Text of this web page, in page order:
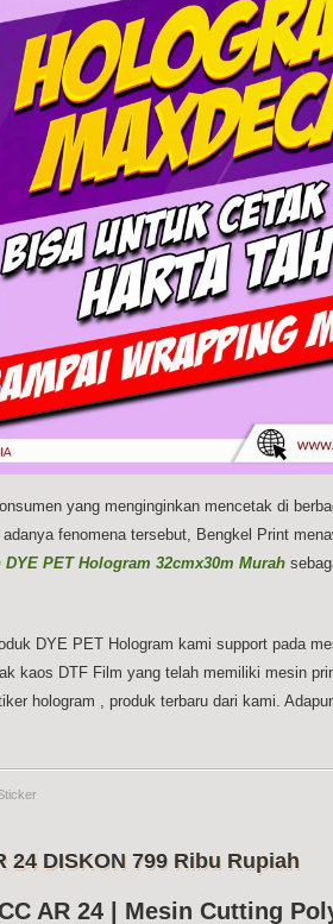
yang menginginkan mencetak di
fenomena tersebut, Bengkel Print
DYE PET Hologram 32cmx30m Murah
DYE PET Hologram kami support pada
kaos DTF Film yang telah memiliki mesin
hologram , produk terbaru dari kami.
DISKON 799 Ribu Rupiah
AR 24 | Mesin Cutting